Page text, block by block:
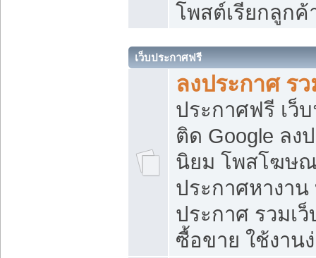
โพสต์เรียกลูกค้
เว็บประกาศฟรี
ลงประกาศ ร
ประกาศฟรี เว็
ติด Google ลง
นิยม โพสโฆษ
ประกาศหางาน
ประกาศ รวมเ
ซื้อขาย ใช้งาน